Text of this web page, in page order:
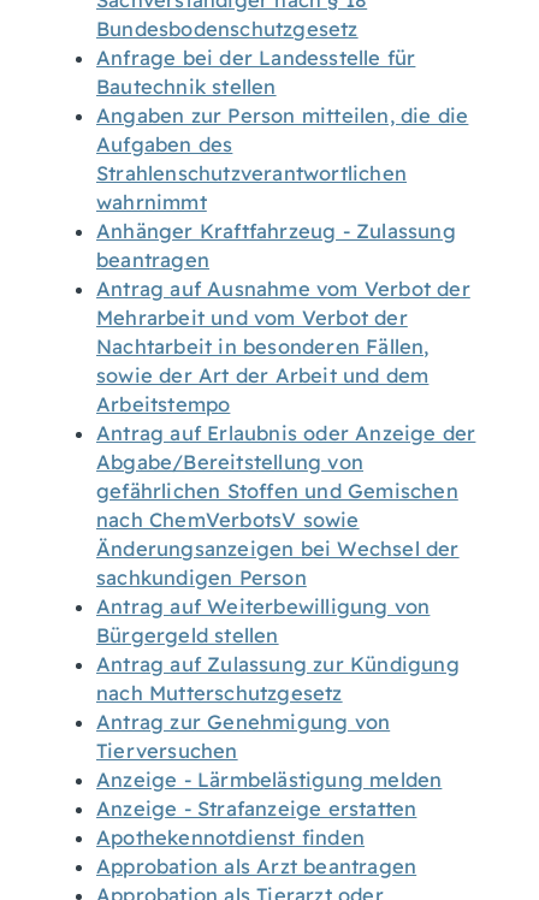
Bundesbodenschutzgesetz
Anfrage bei der Landesstelle für
Bautechnik stellen
Angaben zur Person mitteilen, die die
Aufgaben des
Strahlenschutzverantwortlichen
wahrnimmt
Anhänger Kraftfahrzeug - Zulassung
beantragen
Antrag auf Ausnahme vom Verbot der
Mehrarbeit und vom Verbot der
Nachtarbeit in besonderen Fällen,
sowie der Art der Arbeit und dem
Arbeitstempo
Antrag auf Erlaubnis oder Anzeige der
Abgabe/Bereitstellung von
gefährlichen Stoffen und Gemischen
nach ChemVerbotsV sowie
Änderungsanzeigen bei Wechsel der
sachkundigen Person
Antrag auf Weiterbewilligung von
Bürgergeld stellen
Antrag auf Zulassung zur Kündigung
nach Mutterschutzgesetz
Antrag zur Genehmigung von
Tierversuchen
Anzeige - Lärmbelästigung melden
Anzeige - Strafanzeige erstatten
Apothekennotdienst finden
Approbation als Arzt beantragen
Approbation als Tierarzt oder